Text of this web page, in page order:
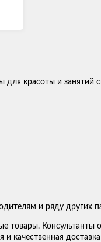
красоты и занятий
и ряду других
товары.
качественная